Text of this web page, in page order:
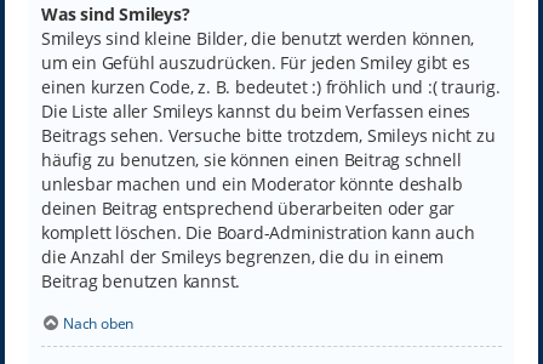
Was sind Smileys?
Smileys sind kleine Bilder, die benutzt werden können,
um ein Gefühl auszudrücken. Für jeden Smiley gibt es
einen kurzen Code, z. B. bedeutet :) fröhlich und :( traurig.
Die Liste aller Smileys kannst du beim Verfassen eines
Beitrags sehen. Versuche bitte trotzdem, Smileys nicht zu
häufig zu benutzen, sie können einen Beitrag schnell
unlesbar machen und ein Moderator könnte deshalb
deinen Beitrag entsprechend überarbeiten oder gar
komplett löschen. Die Board-Administration kann auch
die Anzahl der Smileys begrenzen, die du in einem
Beitrag benutzen kannst.
Nach oben